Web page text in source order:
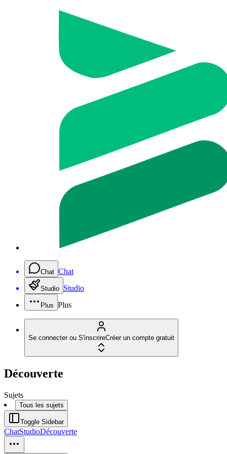
Chat Chat
Studio Studio
Plus Plus
Se connecter ou S'inscrireCréer un compte gratuit
Découverte
Sujets
Tous les sujets
Toggle Sidebar
ChatStudioDécouverte